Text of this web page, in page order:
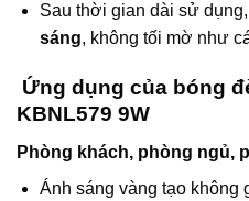
Sau thời gian dài sử
sáng, không tối mờ như
Ứng dụng của bóng
KBNL579 9W
Phòng khách, phòng ngủ,
Ánh sáng vàng tạo không